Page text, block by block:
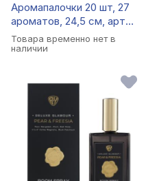
Аромапалочки 20 шт, 27
ароматов, 24,5 см, арт
2010/NR-25
Товара временно нет в
наличии